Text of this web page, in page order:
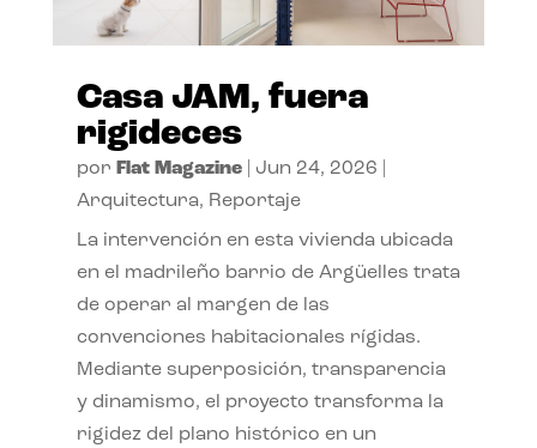
Casa JAM, fuera
rigideces
por Flat Magazine| Jun 24, 2026
Arquitectura, Reportaje
La intervención en esta vivienda ubicada
en el madrileño barrio de Argüelles trata
de operar al margen de las
convenciones habitacionales rígidas.
Mediante superposición, transparencia
y dinamismo, el proyecto transforma la
rigidez del plano histórico en un